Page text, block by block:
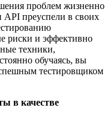
проблем жизненно
преуспели в своих
риски и эффективно
техники,
обучаясь, вы
тестировщиком
в качестве